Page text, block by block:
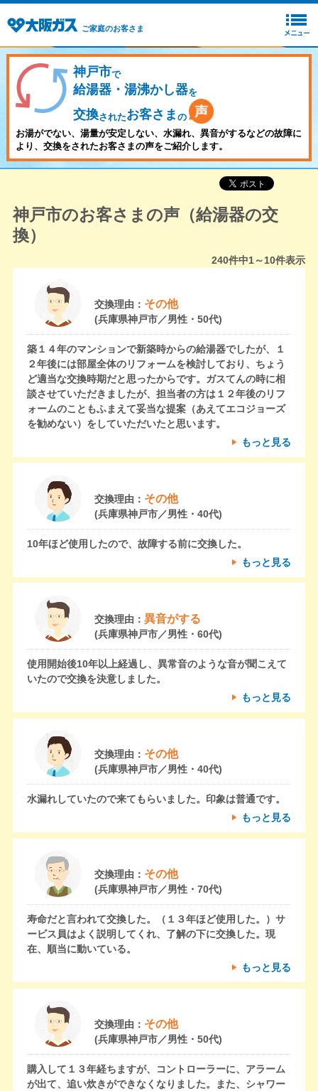
ご家庭のお客さま
神戸市で
給湯器・湯沸かし器を
交換されたお客さま の
お湯がでない、湯量が安定しない、水漏れ、異音がするなどの故障に
より、交換をされたお客さまの声をご紹介します。
神戸市のお客さまの声（給湯器の交
換）
240件中1～10件表示
交換理由： その他
(兵庫県神戸市／男性・50代)
築１４年のマンションで新築時からの給湯器でしたが、１
２年後には部屋全体のリフォームを検討しており、ちょう
ど適当な交換時期だと思ったからです。ガスてんの時に相
談させていただきましたが、担当者の方は１２年後のリフ
ォームのこともふまえて妥当な提案（あえてエコジョーズ
を勧めない）をしていただいたと思います。
もっと見る
交換理由： その他
(兵庫県神戸市／男性・40代)
10年ほど使用したので、故障する前に交換した。
もっと見る
交換理由： 異音がする
(兵庫県神戸市／男性・60代)
使用開始後10年以上経過し、異常音のような音が聞こえて
いたので交換を決意しました。
もっと見る
交換理由： その他
(兵庫県神戸市／男性・40代)
水漏れしていたので来てもらいました。印象は普通です。
もっと見る
交換理由： その他
(兵庫県神戸市／男性・70代)
寿命だと言われて交換した。（１３年ほど使用した。）サ
ービス員はよく説明してくれ、了解の下に交換した。現
在、順当に動いている。
もっと見る
交換理由： その他
(兵庫県神戸市／男性・50代)
購入して１３年経ちますが、コントローラーに、アラーム
が出て、追い炊きができなくなりました。また、シャワー